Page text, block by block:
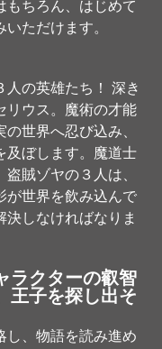
もちろん、はじめて
ただけます。
の英雄たち！ 深き
リウス。魔術の才能
世界へ忍び込み、
及ぼします。魔道士
賊ゾヤの３人は、
が世界を飲み込んで
決しなければなりま
ラクターの叡智
王子を探し出そ
し、物語を読み進め